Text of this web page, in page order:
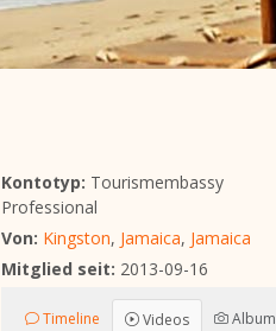
Kontotyp: Tourismembassy
Professional
Von: Kingston, Jamaica, Jamaica
Mitglied seit: 2013-09-16
Timeline Videos